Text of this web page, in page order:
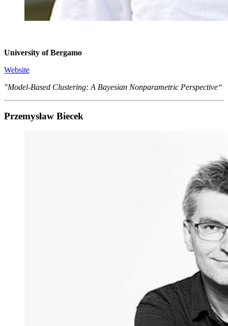
University of Bergamo
Website
"Model-Based Clustering: A Bayesian Nonparametric Perspective“
Prze­mysław Biecek